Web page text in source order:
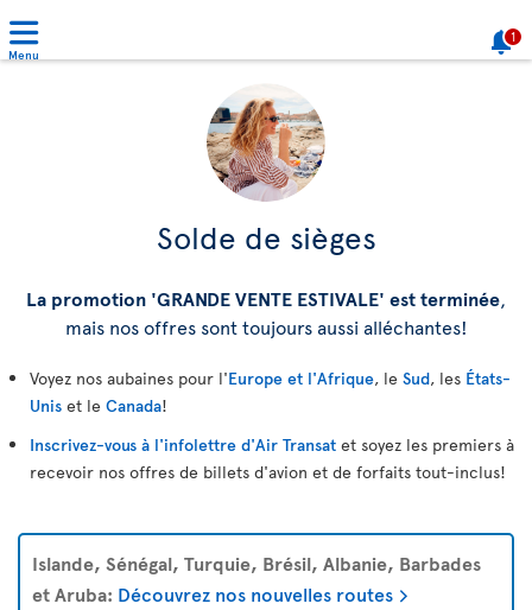
Menu
1
Solde de sièges
La promotion 'GRANDE VENTE ESTIVALE' est terminée,
mais nos offres sont toujours aussi alléchantes!
Voyez nos aubaines pour l'Europe et l'Afrique, le Sud, les États-
Unis et le Canada!
Inscrivez-vous à l'infolettre d'Air Transat et soyez les premiers à
recevoir nos offres de billets d'avion et de forfaits tout-inclus!
Islande, Sénégal, Turquie, Brésil, Albanie, Barbades
et Aruba: Découvrez nos nouvelles routes